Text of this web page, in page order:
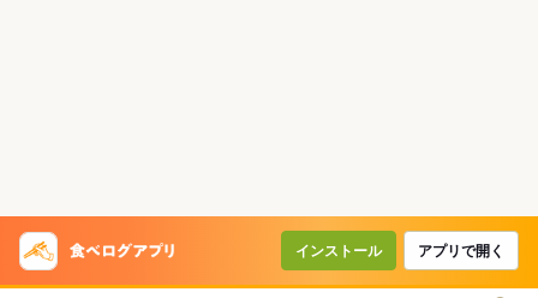
インストール アプリで開く